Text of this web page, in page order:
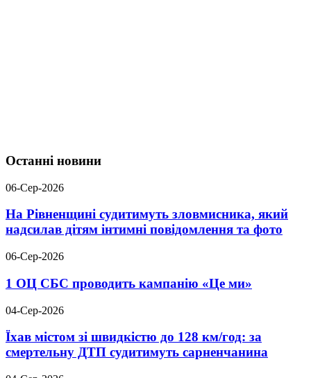
Останні новини
06-Сер-2026
На Рівненщині судитимуть зловмисника, який
надсилав дітям інтимні повідомлення та фото
06-Сер-2026
1 ОЦ СБС проводить кампанію «Це ми»
04-Сер-2026
Їхав містом зі швидкістю до 128 км/год: за
смертельну ДТП судитимуть сарненчанина